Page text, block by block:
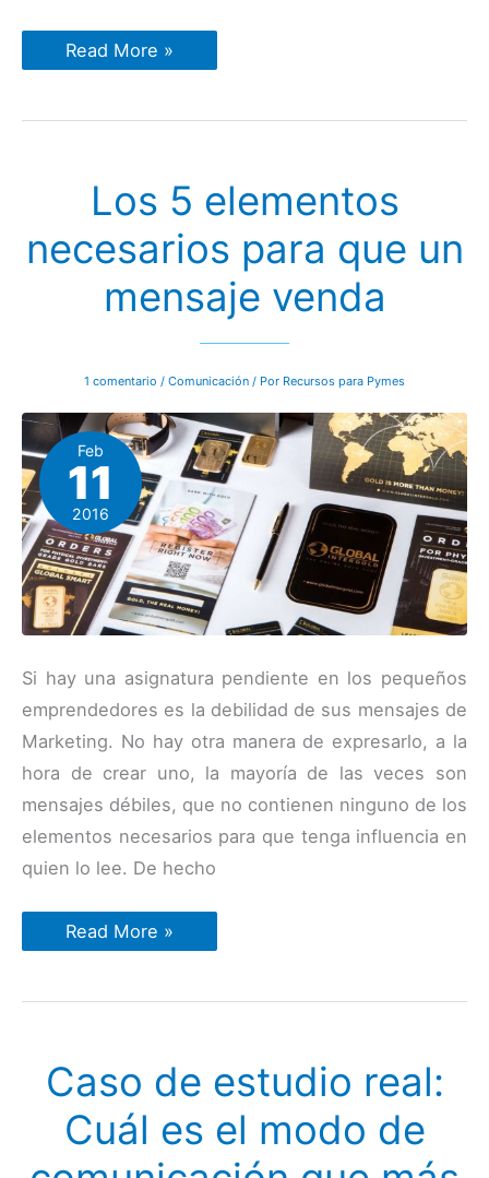
Judo
verbal
comunicarse
conflicto
el
otro
propia
Read More »
Los 5 elementos
necesarios para que un
mensaje venda
1 comentario / Comunicación / Por Recursos para Pymes
Feb
11
2016
Si hay una asignatura pendiente en los pequeños
emprendedores es la debilidad de sus mensajes de
Marketing. No hay otra manera de expresarlo, a la
hora de crear uno, la mayoría de las veces son
mensajes débiles, que no contienen ninguno de los
elementos necesarios para que tenga influencia en
quien lo lee. De hecho
Los
5
para
venda
Read More »
Caso de estudio real:
Cuál es el modo de